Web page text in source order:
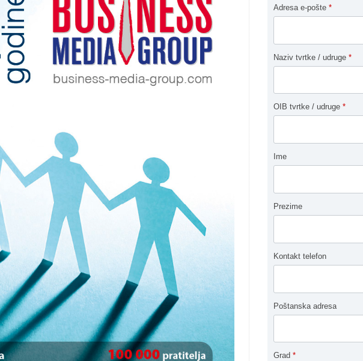
Adresa e-pošte *
Naziv tvrtke / udruge *
OIB tvrtke / udruge *
Ime
Prezime
Kontakt telefon
Poštanska adresa
Grad *